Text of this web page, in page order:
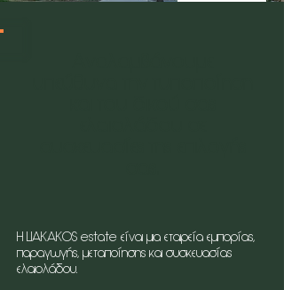
Η LIAKAKOS estate είναι μια εταιρεία εμπορίας,
παραγωγής, μεταποίησης και συσκευασίας
ελαιολάδου.